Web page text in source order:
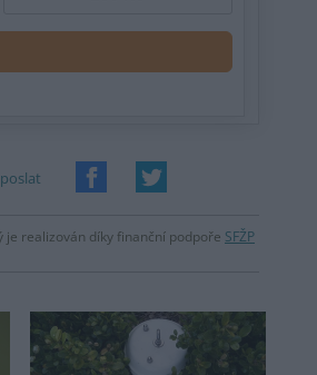
poslat
realizován díky finanční podpoře SFŽP